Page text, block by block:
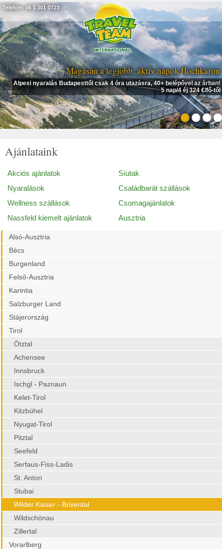
Magasan a legjobb: aktív napok Hochkaron
Alpesi nyaralás Budapesttől csak 4 óra utazásra, 40+ belépővel az árban!
5 nap/4 éj 324 €/fő-től
Telefon: 06 1 301 0723
Ajánlataink
Akciós ajánlatok
Síutak
Nyaralások
Családbarát szállások
Wellness szállások
Csomagajánlatok
Nassfeld kiemelt ajánlatok
Ausztria
Alsó-Ausztria
Bécs
Burgenland
Felső-Ausztria
Karintia
Salzburger Land
Stájerország
Tirol
Ötztal
Achensee
Innsbruck
Ischgl - Paznaun
Kelet-Tirol
Kitzbühel
Nyugat-Tirol
Pitztal
Seefeld
Serfaus-Fiss-Ladis
St. Anton
Stubai
Wilder Kaiser - Brixental
Wildschönau
Zillertal
Vorarlberg